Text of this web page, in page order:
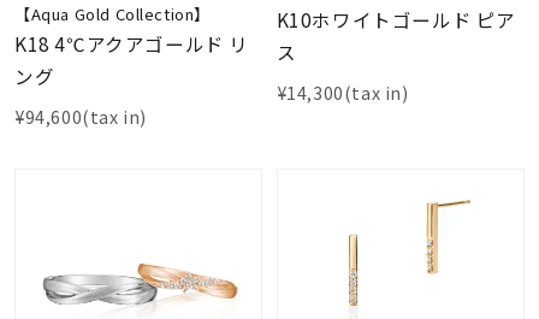
【Aqua Gold Collection】
K18 4℃アクアゴールド リ
ング
¥94,600(tax in)
K10ホワイトゴールド ピア
ス
¥14,300(tax in)